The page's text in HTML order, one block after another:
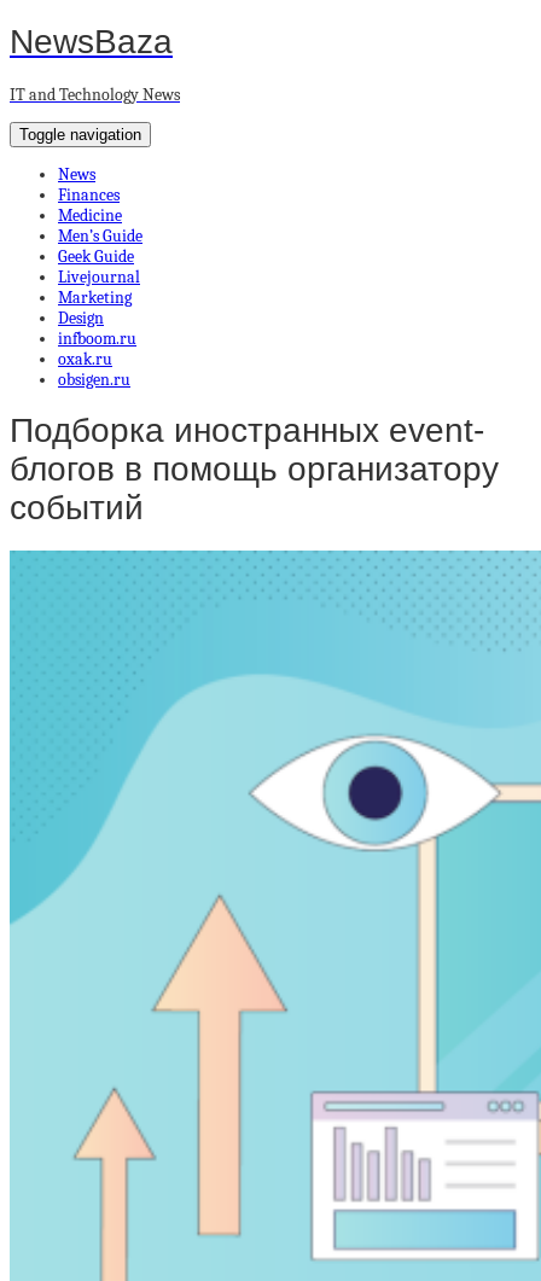
NewsBaza
IT and Technology News
Toggle navigation
News
Finances
Medicine
Men’s Guide
Geek Guide
Livejournal
Marketing
Design
infboom.ru
oxak.ru
obsigen.ru
Подборка иностранных event-
блогов в помощь организатору
событий